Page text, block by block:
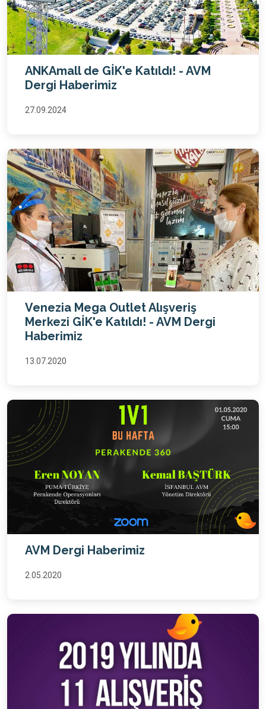
ANKAmall de GİK'e Katıldı! - AVM
Dergi Haberimiz
27.09.2024
Venezia Mega Outlet Alışveriş
Merkezi GİK'e Katıldı! - AVM Dergi
Haberimiz
13.07.2020
AVM Dergi Haberimiz
2.05.2020